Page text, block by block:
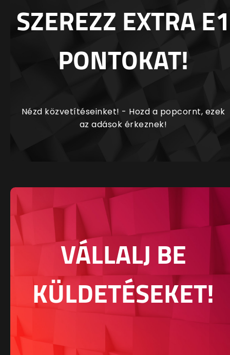
SZEREZZ EXTRA E1
PONTOKAT!
Nézd közvetítéseinket! - Hozd a popcornt, ezek
az adások érkeznek!
VÁLLALJ BE
KÜLDETÉSEKET!